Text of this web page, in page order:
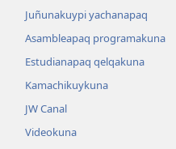
Juñunakuypi yachanapaq
Asambleapaq programakuna
Estudianapaq qelqakuna
Kamachikuykuna
JW Canal
Videokuna